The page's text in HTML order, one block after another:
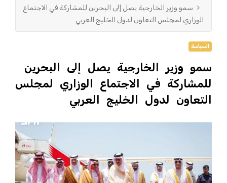
سمو وزير الخارجية يصل إلى البحرين للمشاركة في الاجتماع
الوزاري لمجلس التعاون لدول الخليج العربي
السياسة
سمو وزير الخارجية يصل إلى البحرين
للمشاركة في الاجتماع الوزاري لمجلس
التعاون لدول الخليج العربي